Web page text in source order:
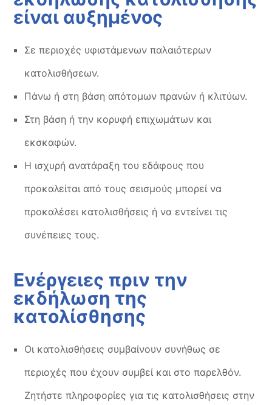
είναι αυξημένος
Σε περιοχές υφιστάμενων παλαιότερων
κατολισθήσεων.
Πάνω ή στη βάση απότομων πρανών ή κλιτύων.
Στη βάση ή την κορυφή επιχωμάτων και
εκσκαφών.
Η ισχυρή ανατάραξη του εδάφους που
προκαλείται από τους σεισμούς μπορεί να
προκαλέσει κατολισθήσεις ή να εντείνει τις
συνέπειες τους.
Ενέργειες πριν την
εκδήλωση της
κατολίσθησης
Οι κατολισθήσεις συμβαίνουν συνήθως σε
περιοχές που έχουν συμβεί και στο παρελθόν.
Ζητήστε πληροφορίες για τις κατολισθήσεις στην